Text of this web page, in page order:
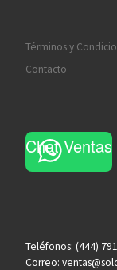
Términos y
Contacto
Chat Ventas
Teléfonos: (444)
Correo: